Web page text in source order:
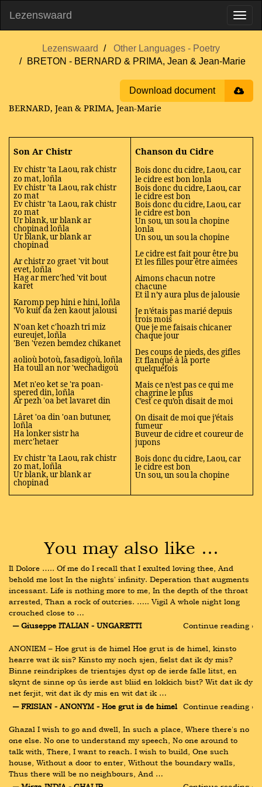
Lezenswaard
Lezenswaard
Other Languages - Poetry
BRETON - BERNARD & PRIMA, Jean & Jean-Marie
Download document
BERNARD, Jean & PRIMA, Jean-Marie
Son Ar Chistr
Ev chistr 'ta Laou, rak chistr
zo mat, loñla
Ev chistr 'ta Laou, rak chistr
zo mat
Ev chistr 'ta Laou, rak chistr
zo mat
Ur blank, ur blank ar
chopinad loñla
Ur blank, ur blank ar
chopinad
Ar chistr zo graet 'vit bout
evet, loñla
Hag ar merc'hed 'vit bout
karet
Karomp pep hini e hini, loñla
'Vo kuit da zen kaout jalousi
N'oan ket c'hoazh tri miz
eureujet, loñla
'Ben 'vezen bemdez chikanet
aolioù botoù, fasadigoù, loñla
Ha toull an nor 'wechadigoù
Met n'eo ket se 'ra poan-
spered din, loñla
Ar pezh 'oa bet lavaret din
Lâret 'oa din 'oan butuner,
loñla
Ha lonker sistr ha
merc'hetaer
Ev chistr 'ta Laou, rak chistr
zo mat, loñla
Ur blank, ur blank ar
chopinad
Chanson du Cidre
Bois donc du cidre, Laou, car
le cidre est bon lonla
Bois donc du cidre, Laou, car
le cidre est bon
Bois donc du cidre, Laou, car
le cidre est bon
Un sou, un sou la chopine
lonla
Un sou, un sou la chopine
Le cidre est fait pour être bu
Et les filles pour être aimées
Aimons chacun notre
chacune
Et il n’y aura plus de jalousie
Je n’étais pas marié depuis
trois mois
Que je me faisais chicaner
chaque jour
Des coups de pieds, des gifles
Et flanqué à la porte
quelquefois
Mais ce n’est pas ce qui me
chagrine le plus
C’est ce qu’on disait de moi
On disait de moi que j’étais
fumeur
Buveur de cidre et coureur de
jupons
Bois donc du cidre, Laou, car
le cidre est bon
Un sou, un sou la chopine
You may also like …
Il Dolore ….. Of me do I recall that I exulted loving thee, And
behold me lost In the nights' infinity. Deperation that augments
incessant. Life is nothing more to me, In the depth of the throat
arrested, Than a rock of outcries. ….. Vigil A whole night long
crouched close to …
― Giuseppe ITALIAN - UNGARETTI
Continue reading ›
ANONIEM – Hoe grut is de himel Hoe grut is de himel, kinsto
hearre wat ik sis? Kinsto my noch sjen, fielst dat ik dy mis?
Binne reindripkes de trientsjes dyst op de ierde falle litst, en
skynt de sinne op ús ierde ast bliid en lokkich bist? Wit dat ik dy
net ferjit, wit dat ik dy mis en wit dat ik …
― FRISIAN - ANONYM - Hoe grut is de himel Continue reading ›
Ghazal I wish to go and dwell, In such a place, Where there's no
one else. No one to understand my speech, No one around to
talk with, There, I want to reach. I wish to build, One such
house, Without a door to enter, Without the boundary walls,
Thus there will be no neighbours, And …